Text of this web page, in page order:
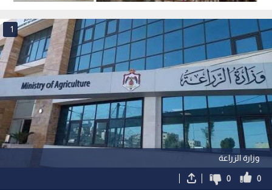
السعودية
بالعقبة لعام 2026
وزارة الزراعة
1
0
0